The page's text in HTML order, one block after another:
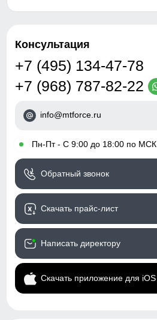
Консультация
+7 (495) 134-47-78
+7 (968) 787-82-22
info@mtforce.ru
• Пн-Пт - С 9:00 до 18:00 по МСК
Обратный звонок
Скачать прайс-лист
Написать директору
Скачать приложение для iOS